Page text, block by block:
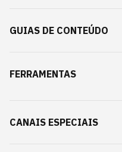
GUIAS DE CONTEÚDO
FERRAMENTAS
CANAIS ESPECIAIS